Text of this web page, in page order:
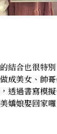
結合也很特
成美女、帥
透過書寫模
嬌娘娶回家囉